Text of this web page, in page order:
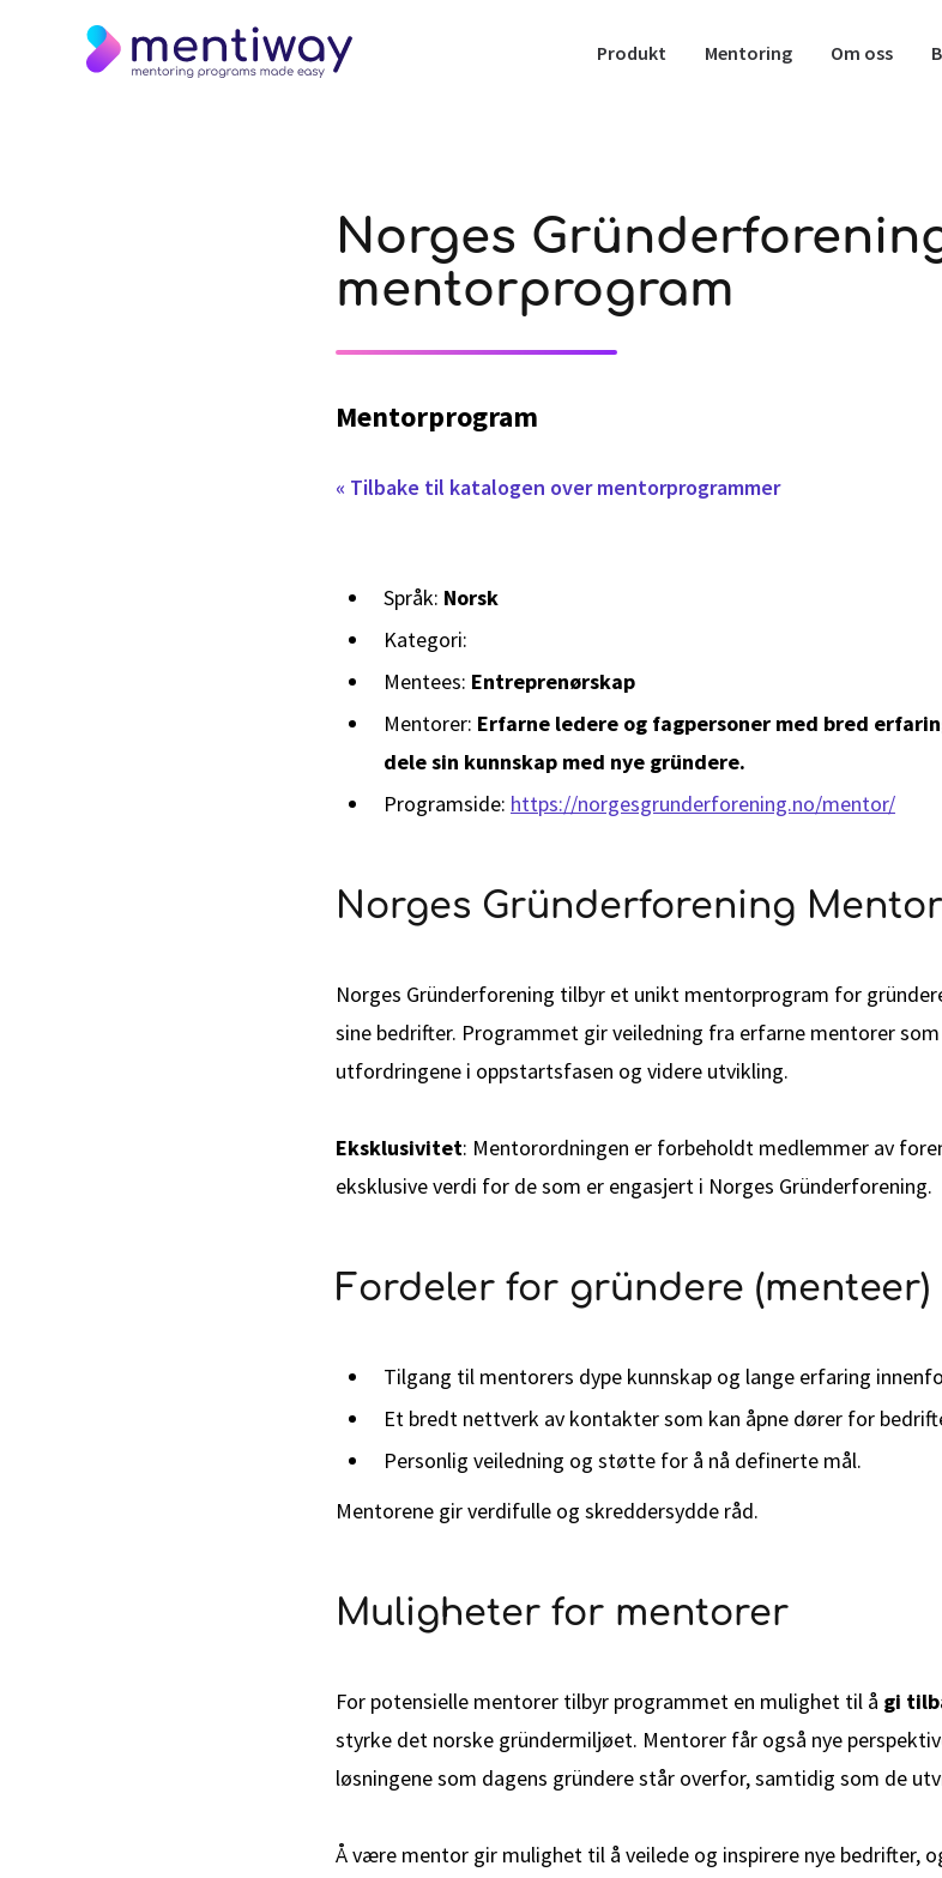
Produkt Mentoring Om oss
Norges
mentorprogram
Mentorprogram
« Tilbake til katalogen over mentorprogrammer
Språk: Norsk
Kategori:
Mentees: Entreprenørskap
Mentorer: Erfarne ledere og fagpersoner med bred
dele sin kunnskap med nye gründere.
Programside: https://norgesgrunderforening.no/mentor/
Norges Gründerforening
Norges Gründerforening tilbyr et unikt mentorprogram for
sine bedrifter. Programmet gir veiledning fra erfarne mentorer
utfordringene i oppstartsfasen og videre utvikling.
Eksklusivitet: Mentorordningen er forbeholdt medlemmer av
eksklusive verdi for de som er engasjert i Norges Gründerforening.
Fordeler for gründere (menteer)
Tilgang til mentorers dype kunnskap og lange erfaring
Et bredt nettverk av kontakter som kan åpne dører for
Personlig veiledning og støtte for å nå definerte mål.
Mentorene gir verdifulle og skreddersydde råd.
Muligheter for mentorer
For potensielle mentorer tilbyr programmet en mulighet til å gi
styrke det norske gründermiljøet. Mentorer får også nye
løsningene som dagens gründere står overfor, samtidig som de
Å være mentor gir mulighet til å veilede og inspirere nye bedrifter,